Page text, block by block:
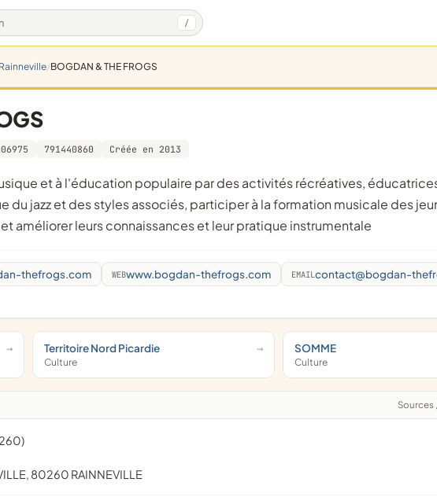
/
Rainneville BOGDAN & THE FROGS
791440860 Créée en 2013
du jazz et des styles associés, participer à la formation musicale des
améliorer leurs connaissances et leur pratique instrumentale
thefrogs.com WEBwww.bogdan-thefrogs.com EMAIL contact@bogdan-
Territoire Nord Picardie
Culture
SOMME
Culture
Sources
80260 RAINNEVILLE